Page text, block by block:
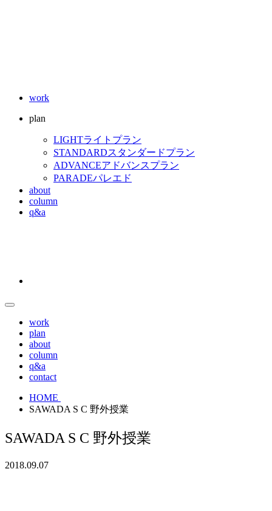
work
plan
LIGHTライトプラン
STANDARDスタンダードプラン
ADVANCEアドバンスプラン
PARADEパレエド
about
column
q&a
work
plan
about
column
q&a
contact
HOME
SAWADA S C 野外授業
SAWADA S C 野外授業
2018.09.07